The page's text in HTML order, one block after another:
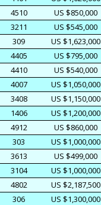
4510
US $850,000
3211
US $545,000
309
US $1,623,000
4405
US $795,000
4410
US $540,000
4007
US $1,050,000
3408
US $1,150,000
1406
US $1,200,000
4912
US $860,000
303
US $1,000,000
3613
US $499,000
3104
US $1,000,000
4802
US $2,187,500
306
US $1,300,000